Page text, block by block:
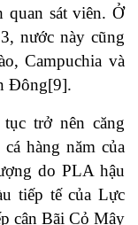
quan sát viên. Ở
nước này cũng
Campuchia và
Đông[9].
trở nên căng
hàng năm của
do PLA hậu
tiếp tế của Lực
cận Bãi Cỏ Mây